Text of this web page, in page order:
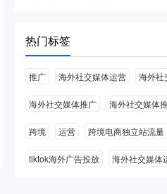
热门标签
推广 海外社交媒体运营 海外社
海外社交媒体推广 海外社交媒体
跨境 运营 跨境电商独立站流量
tiktok海外广告投放 海外社交媒体